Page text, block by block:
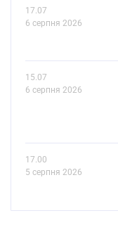
17.07
6 серпня 2026
15.07
6 серпня 2026
17.00
5 серпня 2026